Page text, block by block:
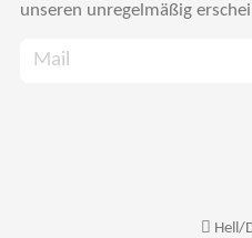
unseren unregelmäßig
Hell/